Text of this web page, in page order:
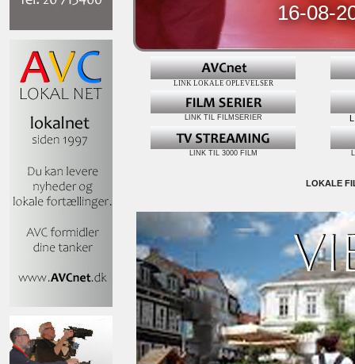
16-08-
LINK LOKALE OPLEVELSER
LINK TIL FILMSERIER
LINK TIL 3000 FILM
LOKALE